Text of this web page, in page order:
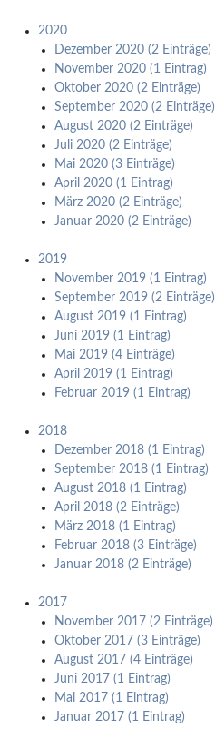
2020
Dezember 2020 (2 Einträge)
November 2020 (1 Eintrag)
Oktober 2020 (2 Einträge)
September 2020 (2 Einträge)
August 2020 (2 Einträge)
Juli 2020 (2 Einträge)
Mai 2020 (3 Einträge)
April 2020 (1 Eintrag)
März 2020 (2 Einträge)
Januar 2020 (2 Einträge)
2019
November 2019 (1 Eintrag)
September 2019 (2 Einträge)
August 2019 (1 Eintrag)
Juni 2019 (1 Eintrag)
Mai 2019 (4 Einträge)
April 2019 (1 Eintrag)
Februar 2019 (1 Eintrag)
2018
Dezember 2018 (1 Eintrag)
September 2018 (1 Eintrag)
August 2018 (1 Eintrag)
April 2018 (2 Einträge)
März 2018 (1 Eintrag)
Februar 2018 (3 Einträge)
Januar 2018 (2 Einträge)
2017
November 2017 (2 Einträge)
Oktober 2017 (3 Einträge)
August 2017 (4 Einträge)
Juni 2017 (1 Eintrag)
Mai 2017 (1 Eintrag)
Januar 2017 (1 Eintrag)